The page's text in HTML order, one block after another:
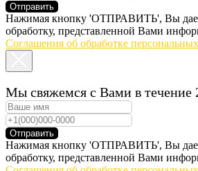
Отправить
Нажимая кнопку 'ОТПРАВИТЬ', Вы
обработку, представленной Вами
Соглашения об обработке
Мы свяжемся с Вами в течение
Отправить
Нажимая кнопку 'ОТПРАВИТЬ', Вы
обработку, представленной Вами